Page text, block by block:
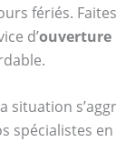
fériés.
d’ouverture
situation
spécialistes en